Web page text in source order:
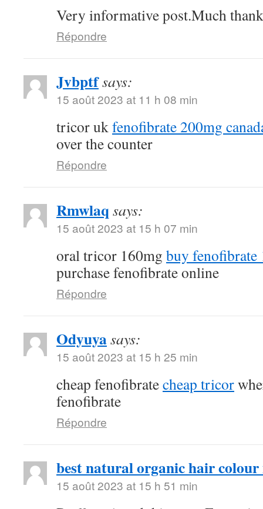
Very informative post.Much
Répondre
Jvbptfsays:
15 août 2023 at 11 h 08 min
tricor ukfenofibrate 200mg
over the counter
Répondre
Rmwlaq says:
15 août 2023 at 15 h 07 min
oral tricor 160mg buy fenofibrate
purchase fenofibrate online
Répondre
Odyuyasays:
15 août 2023 at 15 h 25 min
cheap fenofibratecheap tricor
fenofibrate
Répondre
best natural organic hair
15 août 2023 at 15 h 51 min